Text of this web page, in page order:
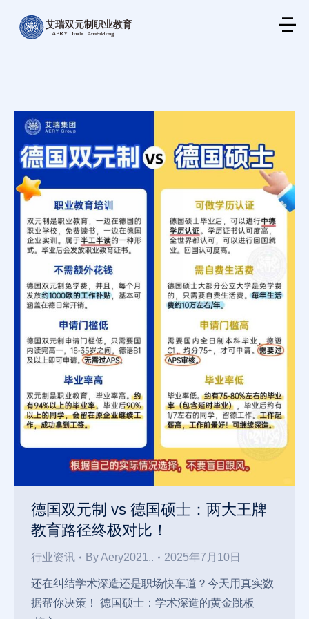
德国双元制 vs 德国硕士：两大王牌
教育路径终极对比！
行业资讯 ByAery2021.. 2025年7月10日
还在纠结学术深造还是职场快车道？今天用真实数
据帮你决策！ 德国硕士：学术深造的黄金跳板